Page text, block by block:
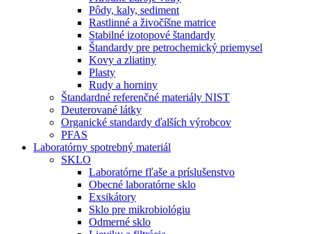
Pôdy, kaly, sediment
Rastlinné a živočíšne matrice
Stabilné izotopové štandardy
Štandardy pre petrochemický priemysel
Kovy a zliatiny
Plasty
Rudy a horniny
Štandardné referenčné materiály NIST
Deuterované látky
Organické standardy ďalších výrobcov
PFAS
Laboratórny spotrebný materiál
SKLO
Laboratórne fľaše a príslušenstvo
Obecné laboratórne sklo
Exsikátory
Sklo pre mikrobiológiu
Odmerné sklo